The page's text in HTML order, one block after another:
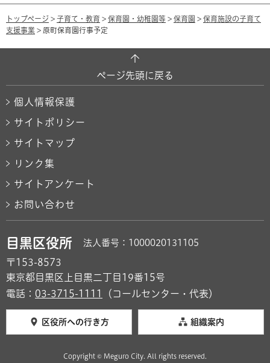
トップページ > 子育て・教育 > 保育園・幼稚園等 > 保育園 > 保育施設の子育て
支援事業 > 原町保育園行事予定
ページ先頭に戻る
個人情報保護
サイトポリシー
サイトマップ
リンク集
サイトアンケート
お問い合わせ
目黒区役所 法人番号：1000020131105
〒153-8573
東京都目黒区上目黒二丁目19番15号
電話： 03-3715-1111 （コールセンター・代表）
区役所への行き方 組織案内
Copyright © Meguro City. All rights reserved.